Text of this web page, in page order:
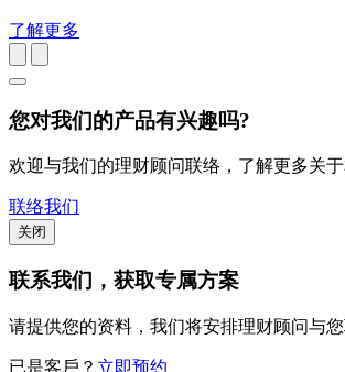
了解更多
您对我们的产品有兴趣吗?
欢迎与我们的理财顾问联络，了解更多关于
联络我们
关闭
联系我们 ，获取专属方案
请提供您的资料，我们将安排理财顾问与您
已是客戶？ 立即预约